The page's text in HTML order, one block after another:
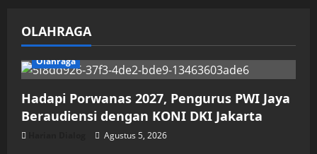
OLAHRAGA
Olahraga
Hadapi Porwanas 2027, Pengurus PWI Jaya
Beraudiensi dengan KONI DKI Jakarta
Agustus 5, 2026